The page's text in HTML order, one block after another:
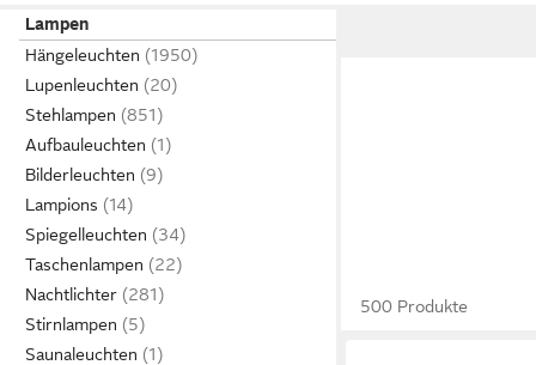
Lampen
Hängeleuchten
Lupenleuchten
Stehlampen
Aufbauleuchten
Bilderleuchten
Lampions
Spiegelleuchten
Taschenlampen
Nachtlichter
Stirnlampen
Saunaleuchten
500 Produkte